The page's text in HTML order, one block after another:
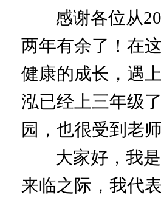
感谢各位从
两年有余了！在
健康的成长，遇
泓已经上三年级
园，也很受到老
大家好，我是
来临之际，我代